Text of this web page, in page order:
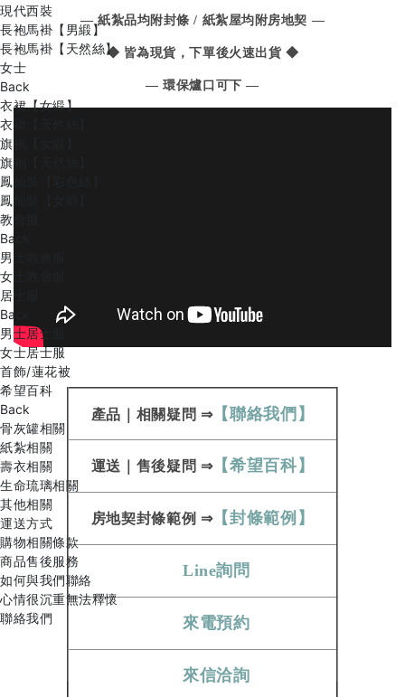
現代西裝
長袍馬褂【男緞】
長袍馬褂【天然絲】
女士
Back
衣裙【女緞】
衣裙【天然絲】
旗袍【女緞】
旗袍【天然絲】
鳳仙裝【彩色絲】
鳳仙裝【女緞】
教會服
Back
男士教會服
女士教會服
居士服
Back
男士居士服
女士居士服
首飾/蓮花被
希望百科
Back
骨灰罐相關
紙紮相關
壽衣相關
生命琉璃相關
其他相關
運送方式
購物相關條款
商品售後服務
如何與我們聯絡
心情很沉重無法釋懷
聯絡我們
— 紙紮品均附封條 / 紙紮屋均附房地契 —
◆ 皆為現貨，下單後火速出貨 ◆
— 環保爐口可下 —
產品 相關疑問 ⇒【聯絡我們】
運送 售後疑問 ⇒【希望百科】
房地契封條範例​​​​​ ⇒【封條範例】
Line詢問
來電預約
來信洽詢